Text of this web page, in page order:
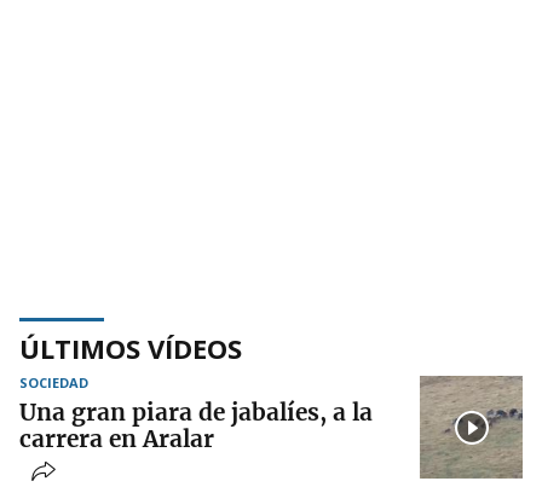
ÚLTIMOS VÍDEOS
SOCIEDAD
Una gran piara de jabalíes, a la
carrera en Aralar